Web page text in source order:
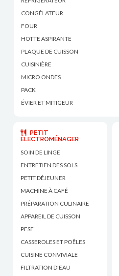
CONGÉLATEUR
FOUR
HOTTE ASPIRANTE
PLAQUE DE CUISSON
CUISINIÈRE
MICRO ONDES
PACK
ÉVIER ET MITIGEUR
PETIT
ÉLECTROMÉNAGER
SOIN DE LINGE
ENTRETIEN DES SOLS
PETIT DÉJEUNER
MACHINE À CAFÉ
PRÉPARATION CULINAIRE
APPAREIL DE CUISSON
PESE
CASSEROLES ET POÊLES
CUISINE CONVIVIALE
FILTRATION D'EAU